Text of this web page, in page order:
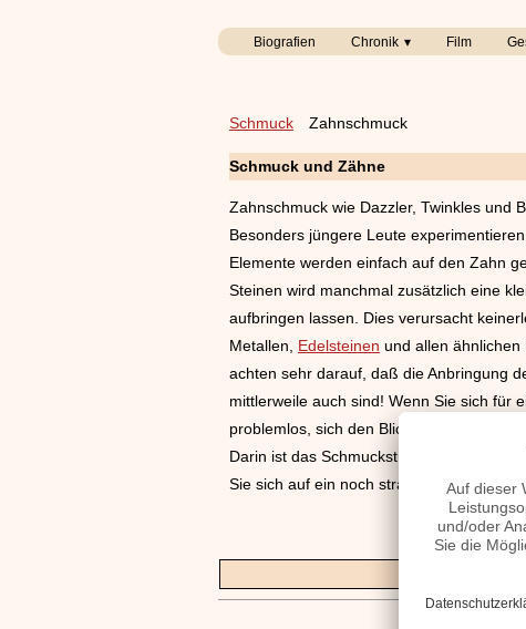
Biografien Chronik Film
Schmuck Zahnschmuck
Schmuck und Zähne
Zahnschmuck wie Dazzler, Twinkles und
Besonders jüngere Leute
Elemente werden einfach auf den Zahn
Steinen wird manchmal zusätzlich eine
aufbringen lassen. Dies verursacht
Metallen, Edelsteinen und allen
achten sehr darauf, daß die Anbringung
mittlerweile auch sind! Wenn Sie sich für
problemlos, sich den Blickfang in den
Darin ist das Schmuckstück selbst
Sie sich auf ein noch strahlenderes